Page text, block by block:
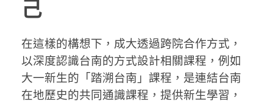
己
在這樣的構想下，成大透過跨院合作方式，
以深度認識台南的方式設計相關課程，例如
大一新生的「踏溯台南」課程，是連結台南
在地歷史的共同通識課程，提供新生學習，